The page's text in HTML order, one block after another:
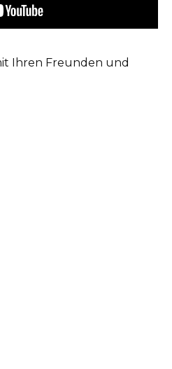
Ihren Freunden und